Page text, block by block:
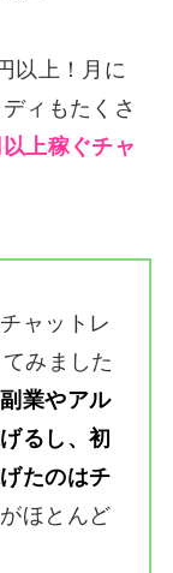
以上！月に
ィもたくさ
上稼ぐチャ
ャットレ
みました
業やアル
るし、初
たのはチ
ほとんど